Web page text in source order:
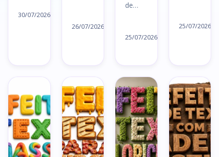
30/07/2026
26/07/2026
de…
25/07/2026
25/07/2026